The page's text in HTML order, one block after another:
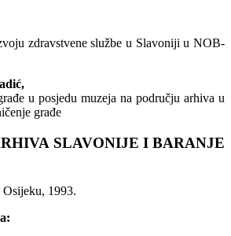
zdravstvene službe u Slavoniji u NOB-
u posjedu muzeja na području arhiva u
građe
SLAVONIJE I BARANJE
1993.